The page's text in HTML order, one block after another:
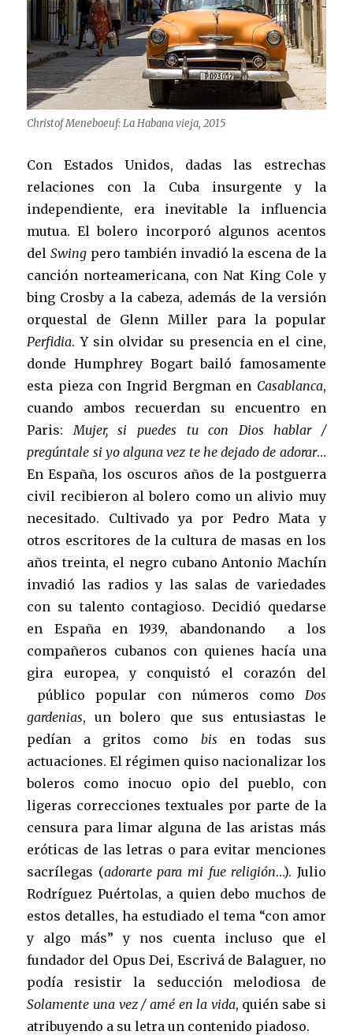
Christof Meneboeuf: La Habana vieja, 2015
Con Estados Unidos, dadas las estrechas
relaciones con la Cuba insurgente y la
independiente, era inevitable la influencia
mutua. El bolero incorporó algunos acentos
del Swing pero también invadió la escena de la
canción norteamericana, con Nat King Cole y
bing Crosby a la cabeza, además de la versión
orquestal de Glenn Miller para la popular
Perfidia. Y sin olvidar su presencia en el cine,
donde Humphrey Bogart bailó famosamente
esta pieza con Ingrid Bergman en Casablanca,
cuando ambos recuerdan su encuentro en
Paris: Mujer, si puedes tu con Dios hablar /
pregúntale si yo alguna vez te he dejado de adorar…
En España, los oscuros años de la postguerra
civil recibieron al bolero como un alivio muy
necesitado. Cultivado ya por Pedro Mata y
otros escritores de la cultura de masas en los
años treinta, el negro cubano Antonio Machín
invadió las radios y las salas de variedades
con su talento contagioso. Decidió quedarse
en España en 1939, abandonando a los
compañeros cubanos con quienes hacía una
gira europea, y conquistó el corazón del
público popular con números como Dos
gardenias, un bolero que sus entusiastas le
pedían a gritos como bis en todas sus
actuaciones. El régimen quiso nacionalizar los
boleros como inocuo opio del pueblo, con
ligeras correcciones textuales por parte de la
censura para limar alguna de las aristas más
eróticas de las letras o para evitar menciones
sacrílegas (adorarte para mi fue religión…). Julio
Rodríguez Puértolas, a quien debo muchos de
estos detalles, ha estudiado el tema “con amor
y algo más” y nos cuenta incluso que el
fundador del Opus Dei, Escrivá de Balaguer, no
podía resistir la seducción melodiosa de
Solamente una vez / amé en la vida, quién sabe si
atribuyendo a su letra un contenido piadoso.